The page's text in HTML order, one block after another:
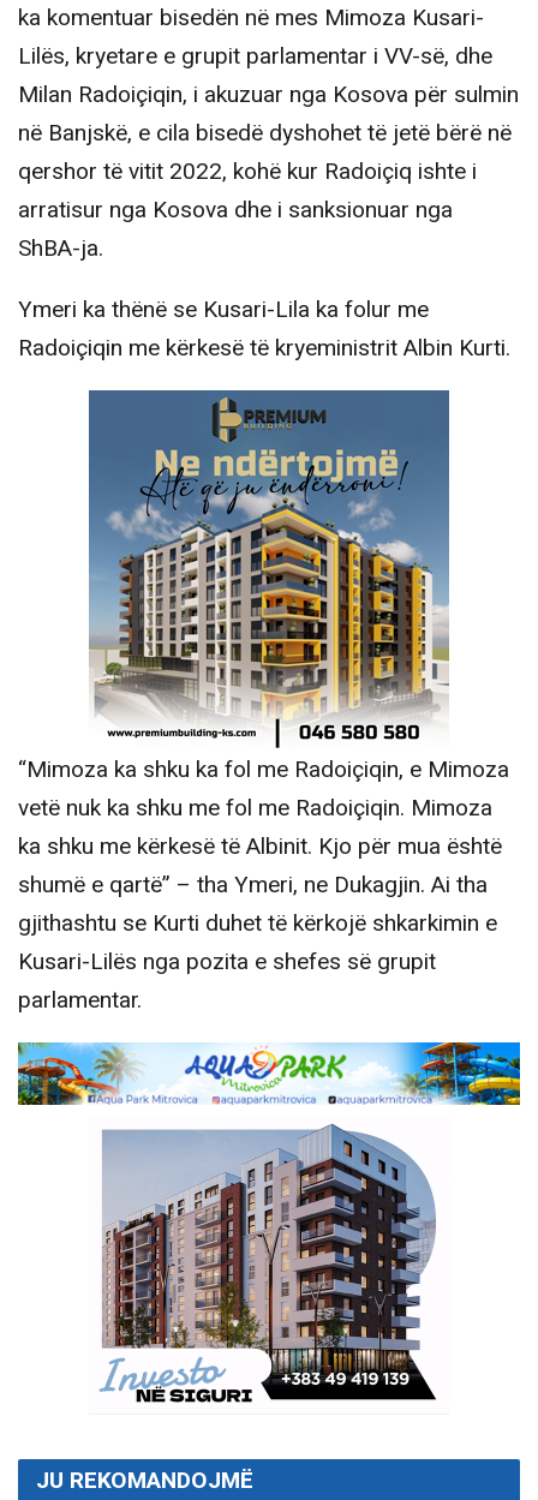
ka komentuar bisedën në mes Mimoza Kusari-
Lilës, kryetare e grupit parlamentar i VV-së, dhe
Milan Radoiçiqin, i akuzuar nga Kosova për sulmin
në Banjskë, e cila bisedë dyshohet të jetë bërë në
qershor të vitit 2022, kohë kur Radoiçiq ishte i
arratisur nga Kosova dhe i sanksionuar nga
ShBA-ja.
Ymeri ka thënë se Kusari-Lila ka folur me
Radoiçiqin me kërkesë të kryeministrit Albin Kurti.
“Mimoza ka shku ka fol me Radoiçiqin, e Mimoza
vetë nuk ka shku me fol me Radoiçiqin. Mimoza
ka shku me kërkesë të Albinit. Kjo për mua është
shumë e qartë” – tha Ymeri, ne Dukagjin. Ai tha
gjithashtu se Kurti duhet të kërkojë shkarkimin e
Kusari-Lilës nga pozita e shefes së grupit
parlamentar.
JU REKOMANDOJMË